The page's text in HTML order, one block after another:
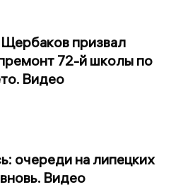
призвал
72-й школы по
Видео
очереди на липецких
Видео